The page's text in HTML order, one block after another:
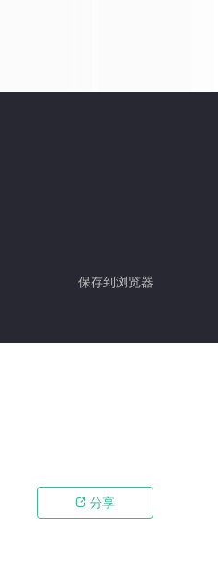
保存到浏览器
 分享